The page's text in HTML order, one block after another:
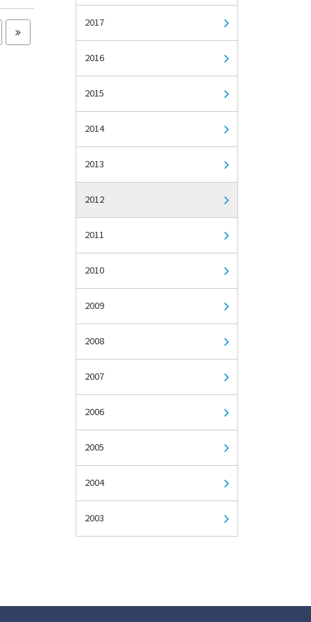
2017
2016
2015
2014
2013
2012
2011
2010
2009
2008
2007
2006
2005
2004
2003